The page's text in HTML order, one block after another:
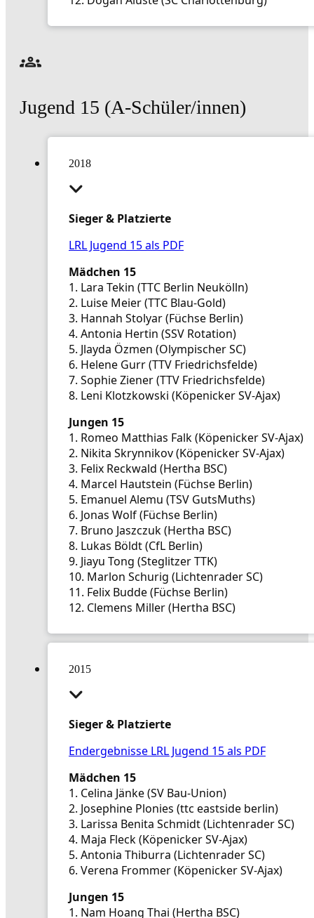
Jugend 15 (A-Schüler/innen)
2018
Sieger & Platzierte
LRL Jugend 15 als PDF
Mädchen 15
1. Lara Tekin (TTC Berlin Neukölln)
2. Luise Meier (TTC Blau-Gold)
3. Hannah Stolyar (Füchse Berlin)
4. Antonia Hertin (SSV Rotation)
5. Jlayda Özmen (Olympischer SC)
6. Helene Gurr (TTV Friedrichsfelde)
7. Sophie Ziener (TTV Friedrichsfelde)
8. Leni Klotzkowski (Köpenicker SV-Ajax)
Jungen 15
1. Romeo Matthias Falk (Köpenicker SV-Ajax)
2. Nikita Skrynnikov (Köpenicker SV-Ajax)
3. Felix Reckwald (Hertha BSC)
4. Marcel Hautstein (Füchse Berlin)
5. Emanuel Alemu (TSV GutsMuths)
6. Jonas Wolf (Füchse Berlin)
7. Bruno Jaszczuk (Hertha BSC)
8. Lukas Böldt (CfL Berlin)
9. Jiayu Tong (Steglitzer TTK)
10. Marlon Schurig (Lichtenrader SC)
11. Felix Budde (Füchse Berlin)
12. Clemens Miller (Hertha BSC)
2015
Sieger & Platzierte
Endergebnisse LRL Jugend 15 als PDF
Mädchen 15
1. Celina Jänke (SV Bau-Union)
2. Josephine Plonies (ttc eastside berlin)
3. Larissa Benita Schmidt (Lichtenrader SC)
4. Maja Fleck (Köpenicker SV-Ajax)
5. Antonia Thiburra (Lichtenrader SC)
6. Verena Frommer (Köpenicker SV-Ajax)
Jungen 15
1. Nam Hoang Thai (Hertha BSC)